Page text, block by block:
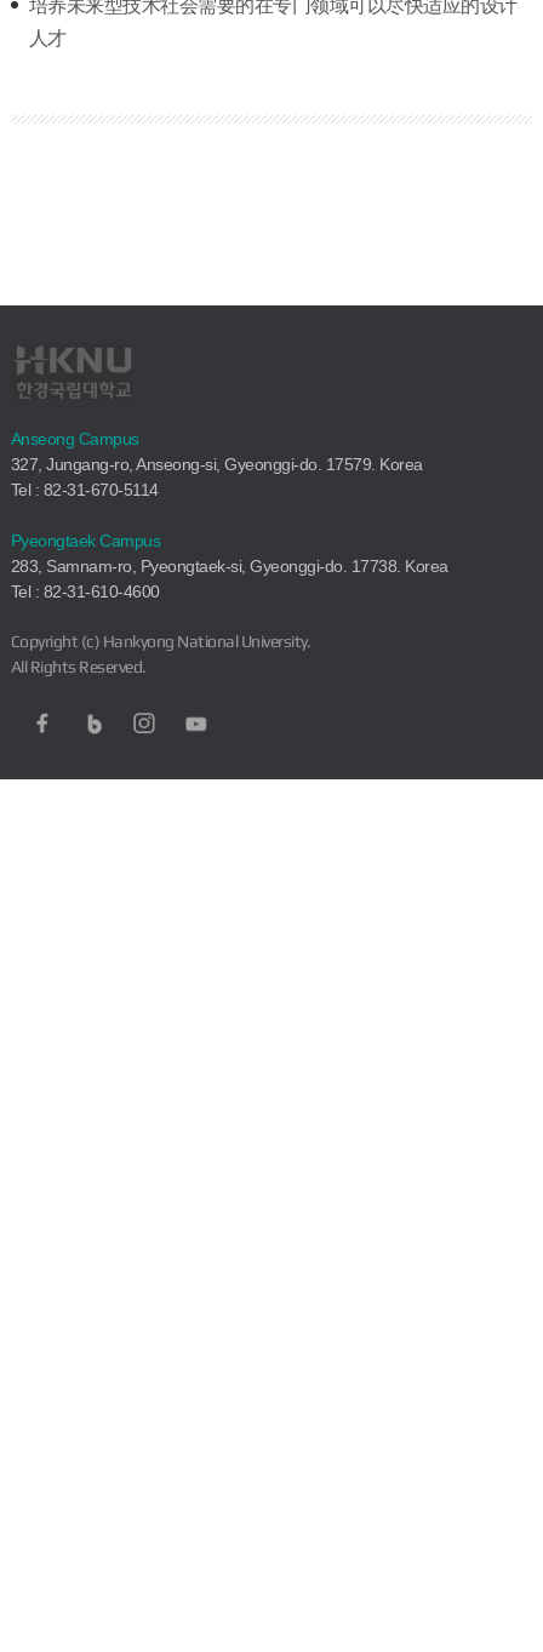
培养未来型技术社会需要的在专门领域可以尽快适应的设计
人才
Anseong Campus
327, Jungang-ro, Anseong-si, Gyeonggi-do. 17579. Korea
Tel : 82-31-670-5114
Pyeongtaek Campus
283, Samnam-ro, Pyeongtaek-si, Gyeonggi-do. 17738. Korea
Tel : 82-31-610-4600
Copyright (c) Hankyong National University.
All Rights Reserved.